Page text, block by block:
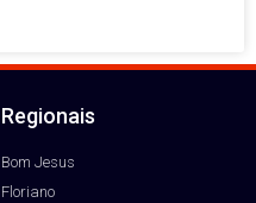
Regionais
Bom Jesus
Floriano